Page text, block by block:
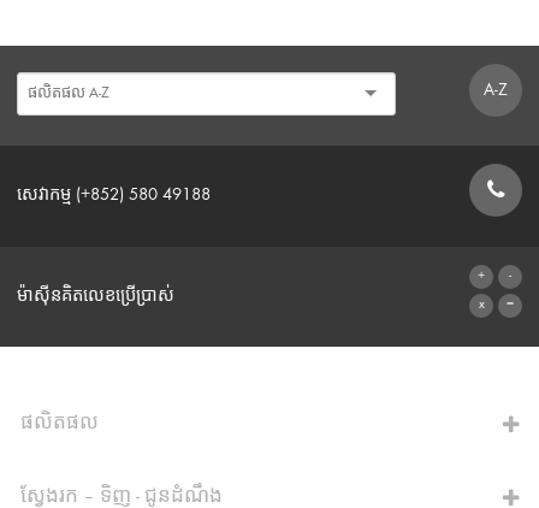
A-Z
សេវាកម្ម (+852) 580 49188
ម៉ាស៊ីនគិតលេខប្រើប្រាស់
ផលិតផល
ស្វែងរក – ទិញ - ជូនដំណឹង